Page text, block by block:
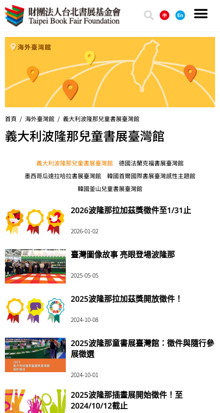
首頁 / 海外臺灣館 / 義大利波隆那兒童書展臺灣館
義大利波隆那兒童書展臺灣館
義大利波隆那兒童書展臺灣館
德國法蘭克福書展臺灣館
墨西哥瓜達拉哈拉書展臺灣館
韓國首爾國際書展臺灣感性主題館
韓國釜山兒童書展臺灣館
2026波隆那拉加茲獎徵件至1/31止
2026-01-02
臺灣圖像故事 亮眼登場波隆那
2025-05-05
2025波隆那拉加茲獎開放徵件！
2024-10-08
2025波隆那童書展臺灣館：徵件與隨行參
展徵選
2024-10-01
2025波隆那插畫展開始徵件！至
2024/10/12截止